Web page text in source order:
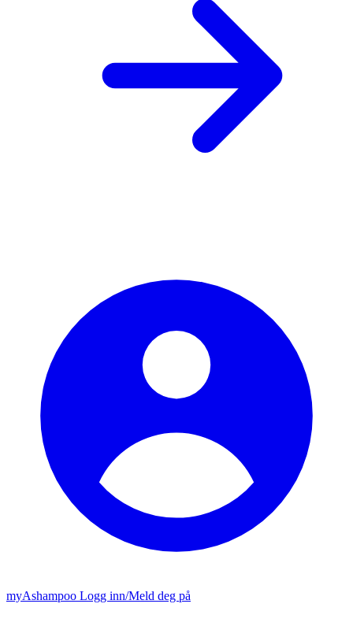
myAshampoo Logg inn/Meld deg på